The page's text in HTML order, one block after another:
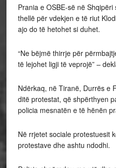
Prania e OSBE-së në
thellë për vdekjen e të riut
ajo do të hetohet si duhet.
“Ne bëjmë thirrje për
të lejohet ligji të veprojë” –
Ndërkaq, në Tiranë, Durrës e
ditë protestat, që shpërthyen
policia mesnatën e të hënën
Në rrjetet sociale protestuesit
protestave dhe ashtu ndodhi.